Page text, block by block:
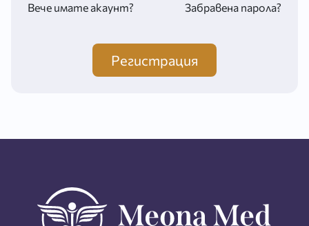
Вече имате акаунт? Забравена парола?
Регистрация